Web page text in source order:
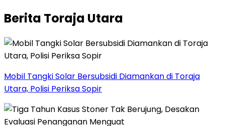
Berita Toraja Utara
Mobil Tangki Solar Bersubsidi Diamankan di Toraja
Utara, Polisi Periksa Sopir